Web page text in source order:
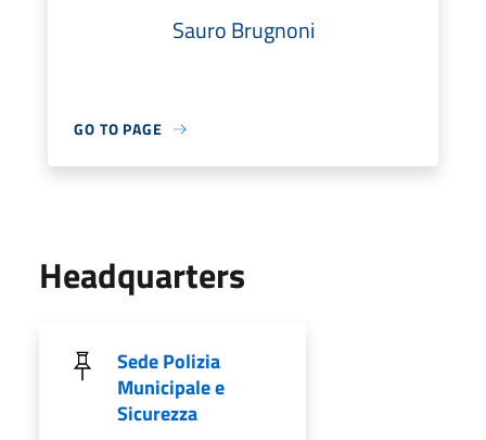
Sauro Brugnoni
GO TO PAGE
Headquarters
Sede Polizia
Municipale e
Sicurezza